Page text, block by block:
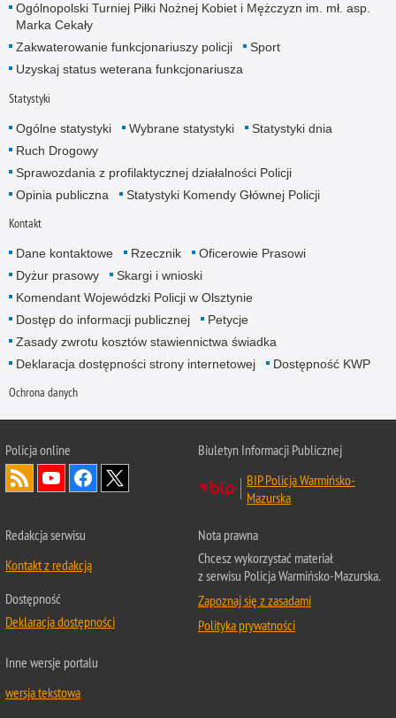
Ogólnopolski Turniej Piłki Nożnej Kobiet i Mężczyzn im. mł. asp.
Marka Cekały
Zakwaterowanie funkcjonariuszy policji
Sport
Uzyskaj status weterana funkcjonariusza
Statystyki
Ogólne statystyki Wybrane statystyki
Statystyki dnia
Ruch Drogowy
Sprawozdania z profilaktycznej działalności Policji
Opinia publiczna
Statystyki Komendy Głównej Policji
Kontakt
Dane kontaktowe Rzecznik
Oficerowie Prasowi
Dyżur prasowy
Skargi i wnioski
Komendant Wojewódzki Policji w Olsztynie
Dostęp do informacji publicznej
Petycje
Zasady zwrotu kosztów stawiennictwa świadka
Deklaracja dostępności strony internetowej
Dostępność KWP
Ochrona danych
Policja online
Biuletyn Informacji Publicznej
BIP Policja Warmińsko-
Mazurska
Redakcja serwisu
Kontakt z redakcją
Dostępność
Deklaracja dostępności
Nota prawna
Chcesz wykorzystać materiał
z serwisu Policja Warmińsko-Mazurska.
Zapoznaj się z zasadami
Polityka prywatności
Inne wersje portalu
wersja tekstowa